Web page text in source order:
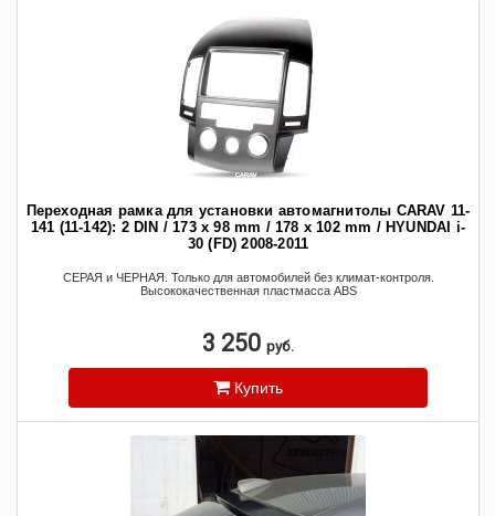
Переходная рамка для установки автомагнитолы CARAV 11-
141 (11-142): 2 DIN / 173 x 98 mm / 178 x 102 mm / HYUNDAI i-
30 (FD) 2008-2011
СЕРАЯ и ЧЕРНАЯ. Только для автомобилей без климат-контроля.
Высококачественная пластмасса ABS
3 250 руб.
Купить